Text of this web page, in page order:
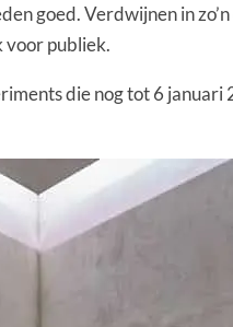
goed. Verdwijnen in
voor publiek.
die nog tot 6